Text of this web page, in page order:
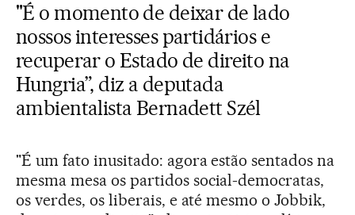
"É o momento de deixar de lado
nossos interesses partidários e
recuperar o Estado de direito na
Hungria”, diz a deputada
ambientalista Bernadett Szél
"É um fato inusitado: agora estão sentados na
mesma mesa os partidos social-democratas,
os verdes, os liberais, e até mesmo o Jobbik,